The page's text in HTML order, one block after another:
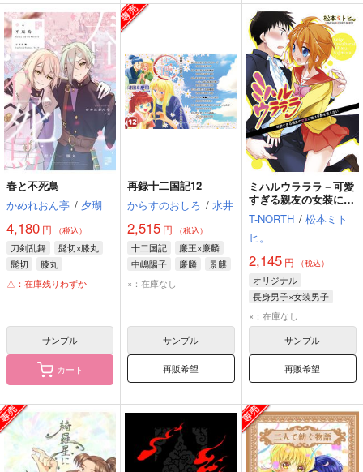
春と不死鳥
かめれおん亭 / 夕瑚
4,180 円 （税込）
刀剣乱舞
髭切×膝丸
髭切
膝丸
△：在庫残りわずか
サンプル
カート
再録十二国記12
からすのおしろ / 水井
2,515 円 （税込）
十二国記
廉王×廉麟
中嶋陽子
廉麟
景麒
×：在庫なし
サンプル
再販希望
ミハルウラララ－可愛
すぎる親友の女装に俺
は平静を装えない－
T-NORTH / 松本ミト
ヒ。
2,145円 （税込）
オリジナル
長身男子×女装男子
×：在庫なし
サンプル
再販希望